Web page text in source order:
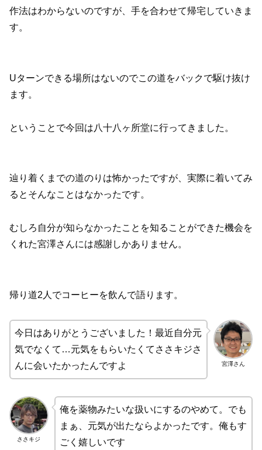
作法はわからないのですが、手を合わせて帰宅していきま
す。
Uターンできる場所はないのでこの道をバックで駆け抜け
ます。
ということで今回は八十八ヶ所堂に行ってきました。
辿り着くまでの道のりは怖かったですが、実際に着いてみ
るとそんなことはなかったです。
むしろ自分が知らなかったことを知ることができた機会を
くれた宮澤さんには感謝しかありません。
帰り道2人でコーヒーを飲んで語ります。
宮澤さん
今日はありがとうございました！最近自分元
気でなくて…元気をもらいたくてささキジさ
んに会いたかったんですよ
ささキジ
俺を薬物みたいな扱いにするのやめて。でも
まぁ、元気が出たならよかったです。俺もす
ごく嬉しいです